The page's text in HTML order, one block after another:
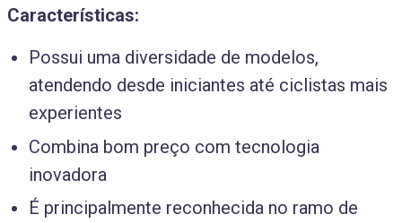
Características:
Possui uma diversidade de modelos,
atendendo desde iniciantes até ciclistas mais
experientes
Combina bom preço com tecnologia
inovadora
É principalmente reconhecida no ramo de